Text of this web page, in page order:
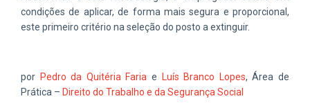
condições de aplicar, de forma mais segura e proporcional,
este primeiro critério na seleção do posto a extinguir.
por Pedro da Quitéria Faria e Luís Branco Lopes, Área de
Prática – Direito do Trabalho e da Segurança Social